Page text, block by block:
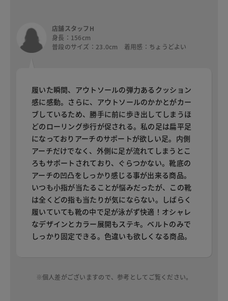
店舗スタッフH
身長：156cm
普段のサイズ：23.0cm 着用感：ちょうどよい
履いた瞬間、アウトソールの弾力あるクッション
感に感動。さらに、アウトソールのかかとがカー
ブしているため、勝手に前に歩き出してしまうほ
どのローリング歩行が促される。私の足は扁平足
になっておりアーチのサポートが欲しい足。内側
アーチだけでなく、外側に足が流れてしまうとこ
ろもサポートされており、ぐらつかない。靴底の
アーチの凹凸をしっかり感じる事が出来る商品。
いつも小指が当たることが悩みだったが、この靴
は全くどの指も当たりが気にならない。しばらく
履いていても靴の中で足が泳がず快適！オシャレ
なデザインとカラー展開もステキ。ベルトのみで
しっかり固定できる。色違いも欲しくなる商品。
※個人差がございますので、参考としてご覧ください。